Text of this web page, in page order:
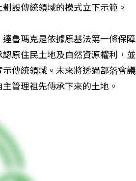
設傳統領域的模式立下示範。
魯瑪克是依據原基法第一條保障
原住民土地及自然資源權利，並
傳統領域。未來將透過部落會議
管理祖先傳承下來的土地。